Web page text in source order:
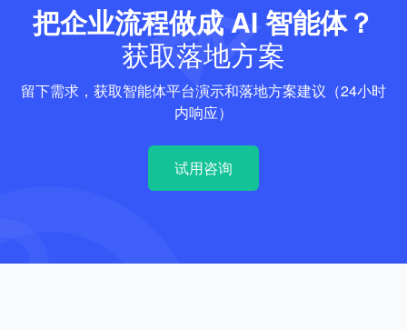
把企业流程做成 AI 智能体？
获取落地方案
留下需求，获取智能体平台演示和落地方案建议（24小时
内响应）
试用咨询